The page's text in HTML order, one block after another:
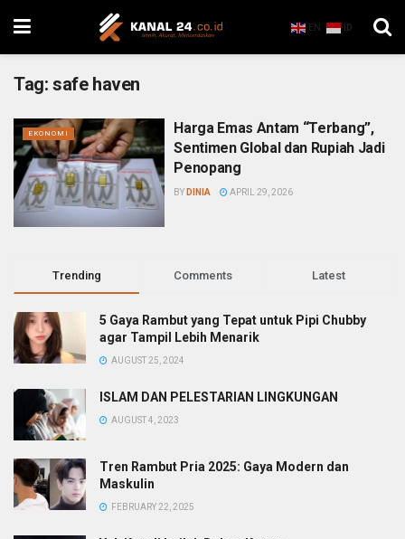
EN ID
Tag: safe haven
EKONOMI
Harga Emas Antam “Terbang”,
Sentimen Global dan Rupiah Jadi
Penopang
BY DINIA APRIL 29, 2026
Trending Comments Latest
5 Gaya Rambut yang Tepat untuk Pipi Chubby
agar Tampil Lebih Menarik
AUGUST 25, 2024
ISLAM DAN PELESTARIAN LINGKUNGAN
AUGUST 4, 2023
Tren Rambut Pria 2025: Gaya Modern dan
Maskulin
FEBRUARY 22, 2025